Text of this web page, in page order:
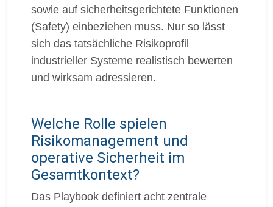
sowie auf sicherheitsgerichtete Funktionen
(Safety) einbeziehen muss. Nur so lässt
sich das tatsächliche Risikoprofil
industrieller Systeme realistisch bewerten
und wirksam adressieren.
Welche Rolle spielen
Risikomanagement und
operative Sicherheit im
Gesamtkontext?
Das Playbook definiert acht zentrale